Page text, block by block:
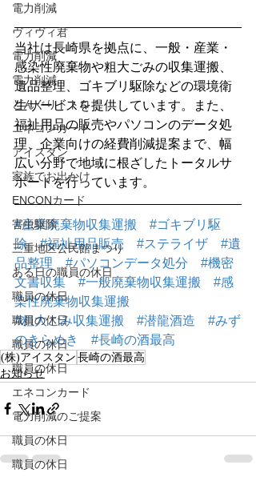
電力削減
ヴィヴィ君
電力削減
電力削減
どんぐりトトロ！
エネコンカード
アイスタン
家族でお出かけ
ENCONカード
害虫駆除
三重地区公民館まつり
ある日の職員の休日
職員の休日
職員の休日
職員の休日
職員の休日
エネコンカード
電力削減のご提案
職員の休日
職員の休日
当社は長崎県を拠点に、一般・産業・
感染性廃棄物や粗大ごみの収集運搬、
遺品整理、ゴキブリ駆除などの環境衛
生サービスを提供しています。また、
福祉用品の販売やパソコンのデータ処
理、企業向けの経費削減提案まで、幅
広い分野で地域に根ざしたトータルサ
ポートを行っています。
#産業廃棄物収集運搬
#ゴキブリ駆
除
#福祉用品販売 #ステライザ
#遺
品整理
#パソコンデータ処分
#機密
文書収集
#一般廃棄物収集運搬
#感
染性廃棄物収集運搬
#粗大ごみ収集運搬
#潜龍酒造
#みず
のきらめき
#長崎の酒最高
(株)アイスタン 長崎の酒最高
お知らせ